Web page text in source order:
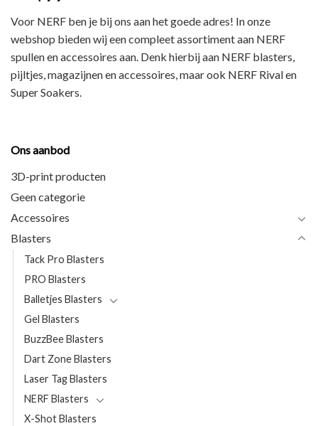
Voor NERF ben je bij ons aan het goede adres! In onze
webshop bieden wij eencompleet assortimentaan NERF
spullen en accessoires aan. Denk hierbij aan NERF blasters,
pijltjes, magazijnen en accessoires , maar ook NERF Rival en
Super Soakers
Ons aanbod
3D-print producten
Geen categorie
Accessoires
Blasters
Tack Pro Blasters
PRO Blasters
Balletjes Blasters
Gel Blasters
BuzzBee Blasters
Dart Zone Blasters
Laser Tag Blasters
NERF Blasters
X-Shot Blasters